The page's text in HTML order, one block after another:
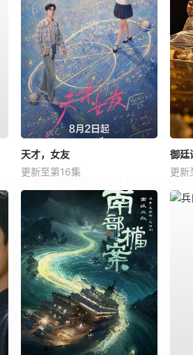
天才，女友
更新至第16集
御廷
更新